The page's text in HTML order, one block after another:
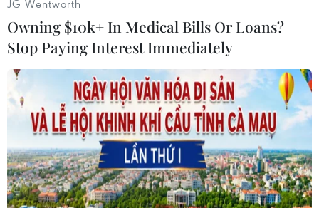
vụ Thủ tướng mới./.
(Vietnam+)
JG Wentworth
Owning $10k+ In Medical Bills Or Loans?
Stop Paying Interest Immediately